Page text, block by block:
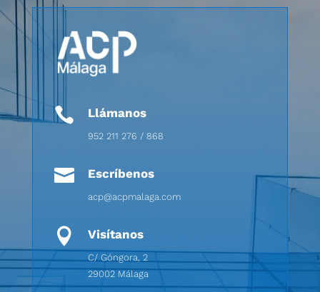
 Llámanos
952 211 276 / 868
 Escríbenos
acp@acpmalaga.com
 Visítanos
C/ Góngora, 2
29002 Málaga